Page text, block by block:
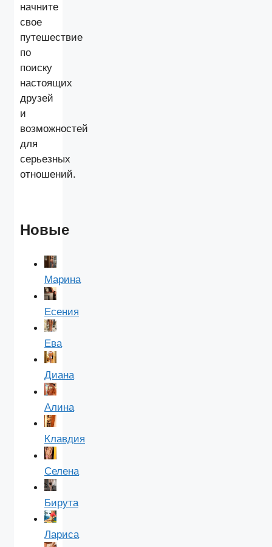
начните
свое
путешествие
по
поиску
настоящих
друзей
и
возможностей
для
серьезных
отношений.
Новые
Марина
Есения
Ева
Диана
Алина
Клавдия
Селена
Бирута
Лариса